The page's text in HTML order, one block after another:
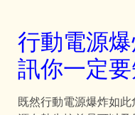
行動電源
訊你一定
既然行動電源爆炸如